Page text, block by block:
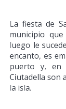
La fiesta de
municipio
luego le
encanto, es
puerto y, en
Ciutadella son
la isla.